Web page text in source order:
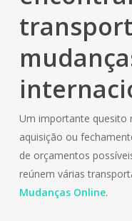
Um importante quesito
aquisição ou
de orçamentos
reúnem várias
Mudanças Online.